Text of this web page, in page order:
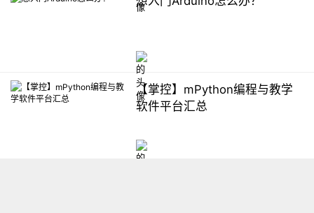
【掌控】mPython编程与教学
软件平台汇总